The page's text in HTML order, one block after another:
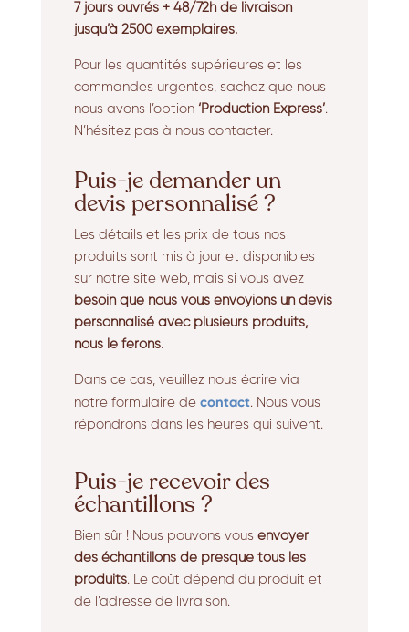
7 jours ouvrés + 48/72h de livraison
jusqu’à 2500 exemplaires.
Pour les quantités supérieures et les
commandes urgentes, sachez que nous
nous avons l’option ‘Production Express’.
N’hésitez pas à nous contacter.
Puis-je demander un
devis personnalisé ?
Les détails et les prix de tous nos
produits sont mis à jour et disponibles
sur notre site web, mais si vous avez
besoin que nous vous envoyions un devis
personnalisé avec plusieurs produits,
nous le ferons.
Dans ce cas, veuillez nous écrire via
notre formulaire de contact. Nous vous
répondrons dans les heures qui suivent.
Puis-je recevoir des
échantillons ?
Bien sûr ! Nous pouvons vous envoyer
des échantillons de presque tous les
produits. Le coût dépend du produit et
de l’adresse de livraison.